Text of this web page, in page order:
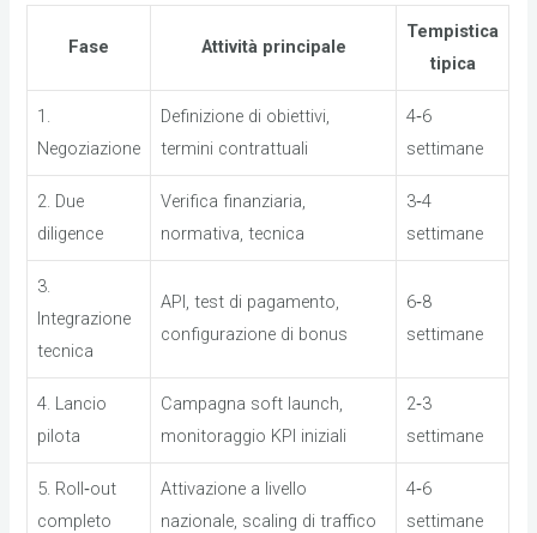
Fase Attività principale
Tempistica
tipica
1.
Negoziazione
Definizione di obiettivi,
termini contrattuali
4‑6
settimane
2. Due
diligence
Verifica finanziaria,
normativa, tecnica
3‑4
settimane
3.
Integrazione
tecnica
API, test di pagamento,
configurazione di bonus
6‑8
settimane
4. Lancio
pilota
Campagna soft launch,
monitoraggio KPI iniziali
2‑3
settimane
5. Roll‑out
completo
Attivazione a livello
nazionale, scaling di traffico
4‑6
settimane